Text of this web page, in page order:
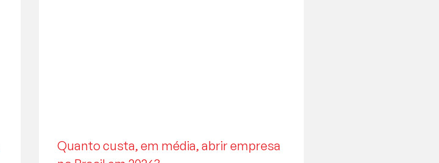
Quanto custa, em média, abrir empresa